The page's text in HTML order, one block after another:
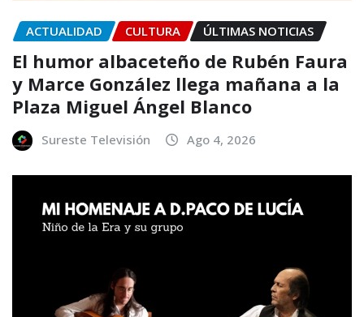
ACTUALIDAD CULTURA ÚLTIMAS NOTICIAS
El humor albaceteño de Rubén Faura
y Marce González llega mañana a la
Plaza Miguel Ángel Blanco
Sureste Televisión Ago 4, 2026